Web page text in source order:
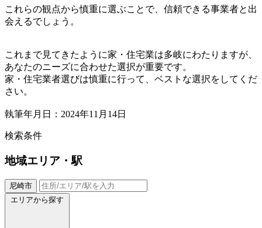
これらの観点から慎重に選ぶことで、信頼できる事業者と出
会えるでしょう。
これまで見てきたように家・住宅業は多岐にわたりますが、
あなたのニーズに合わせた選択が重要です。
家・住宅業者選びは慎重に行って、ベストな選択をしてくだ
さい。
執筆年月日：2024年11月14日
検索条件
地域エリア・駅
尼崎市
エリアから探す